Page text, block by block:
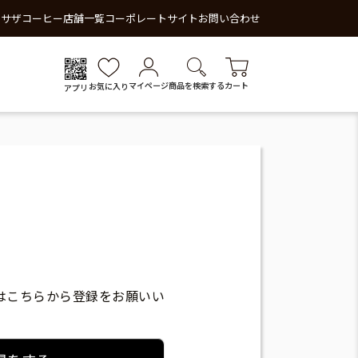
ザコーヒー店舗一覧コーポレートサイトお問い合わせ
アプリ お気に入り マイページ商品を検索するカート
ちらから登録をお願いい